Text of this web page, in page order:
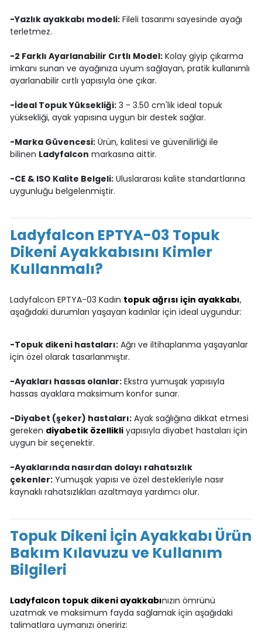
-Yazlık ayakkabı modeli:Fileli tasarımı sayesinde ayağı
terletmez.
-2 Farklı Ayarlanabilir Cırtlı Model:Kolay giyip çıkarma
imkanı sunan ve ayağınıza uyum sağlayan, pratik kullanımlı
ayarlanabilir cırtlı yapısıyla öne çıkar.
-İdeal Topuk Yüksekliği:3 - 3.50 cm'lik ideal topuk
yüksekliği, ayak yapısına uygun bir destek sağlar.
-Marka Güvencesi:Ürün, kalitesi ve güvenilirliği ile
bilinen Ladyfalcon markasına aittir.
-CE & ISO Kalite Belgeli:Uluslararası kalite standartlarına
uygunluğu belgelenmiştir.
Ladyfalcon EPTYA-03 Topuk
Dikeni Ayakkabısını Kimler
Kullanmalı?
Ladyfalcon EPTYA-03 Kadın topuk ağrısı için ayakkabı,
aşağıdaki durumları yaşayan kadınlar için ideal uygundur:
-Topuk dikeni hastaları:Ağrı ve iltihaplanma yaşayanlar
için özel olarak tasarlanmıştır.
-Ayakları hassas olanlar:Ekstra yumuşak yapısıyla
hassas ayaklara maksimum konfor sunar.
-Diyabet (şeker) hastaları:Ayak sağlığına dikkat etmesi
gereken diyabetik özellikliyapısıyla diyabet hastaları için
uygun bir seçenektir.
-Ayaklarında nasırdan dolayı rahatsızlık
çekenler:Yumuşak yapısı ve özel destekleriyle nasır
kaynaklı rahatsızlıkları azaltmaya yardımcı olur.
Topuk Dikeni İçin Ayakkabı Ürün
Bakım Kılavuzu ve Kullanım
Bilgileri
Ladyfalcon topuk dikeni ayakkabınızın ömrünü
uzatmak ve maksimum fayda sağlamak için aşağıdaki
talimatlara uymanızı öneririz: